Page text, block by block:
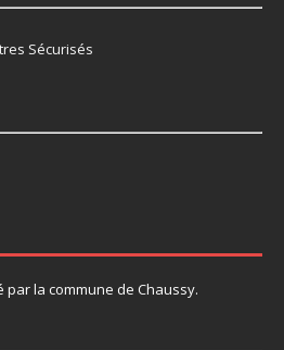
Sécurisés
la commune de Chaussy.